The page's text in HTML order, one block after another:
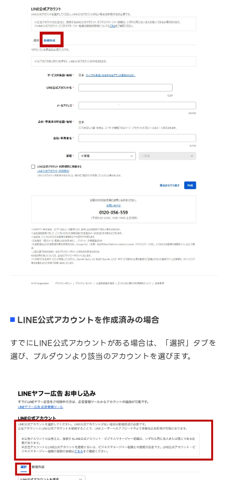
LINE公式アカウントを作成済みの場合
すでにLINE公式アカウントがある場合は、「選択」タブを
選び、プルダウンより該当のアカウントを選びます。